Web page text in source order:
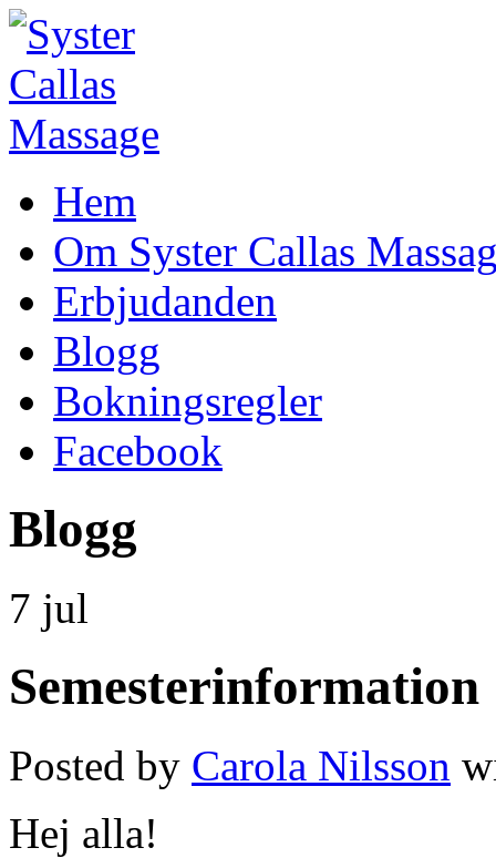
Hem
Om Syster Callas
Erbjudanden
Blogg
Bokningsregler
Facebook
Blogg
7 jul
Semesterinformation
Posted by Carola Nilsson
Hej alla!